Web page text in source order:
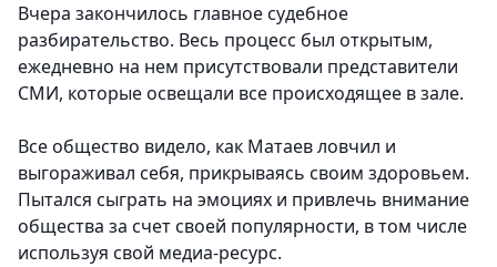
Вчера закончилось главное судебное
разбирательство. Весь процесс был открытым,
ежедневно на нем присутствовали представители
СМИ, которые освещали все происходящее в зале.
Все общество видело, как Матаев ловчил и
выгораживал себя, прикрываясь своим здоровьем.
Пытался сыграть на эмоциях и привлечь внимание
общества за счет своей популярности, в том числе
используя свой медиа-ресурс.